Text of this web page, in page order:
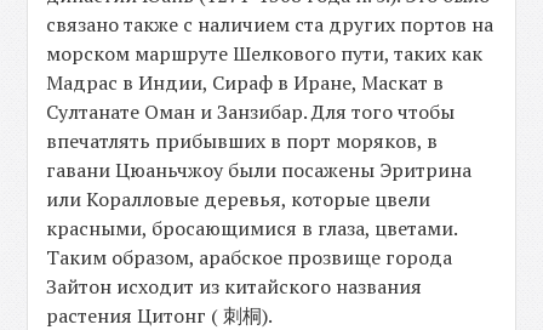
связано также с наличием ста других портов на
морском маршруте Шелкового пути, таких как
Мадрас в Индии, Сираф в Иране, Маскат в
Султанате Оман и Занзибар. Для того чтобы
впечатлять прибывших в порт моряков, в
гавани Цюаньчжоу были посажены Эритрина
или Коралловые деревья, которые цвели
красными, бросающимися в глаза, цветами.
Таким образом, арабское прозвище города
Зайтон исходит из китайского названия
растения Цитонг ( 刺桐).